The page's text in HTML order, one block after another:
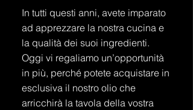
In tutti questi anni, avete imparato
ad apprezzare la nostra cucina e
la qualità dei suoi ingredienti.
Oggi vi regaliamo un’opportunità
in più, perché potete acquistare in
esclusiva il nostro olio che
arricchirà la tavola della vostra